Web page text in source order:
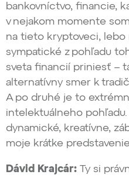
bankovníctvo, financie,
v nejakom momente
na tieto kryptoveci, lebo
sympatické z pohľadu
sveta financií priniesť –
alternatívny smer k
A po druhé je to
intelektuálneho
dynamické, kreatívne,
moje krátke
Dávid Krajcár: Ty si